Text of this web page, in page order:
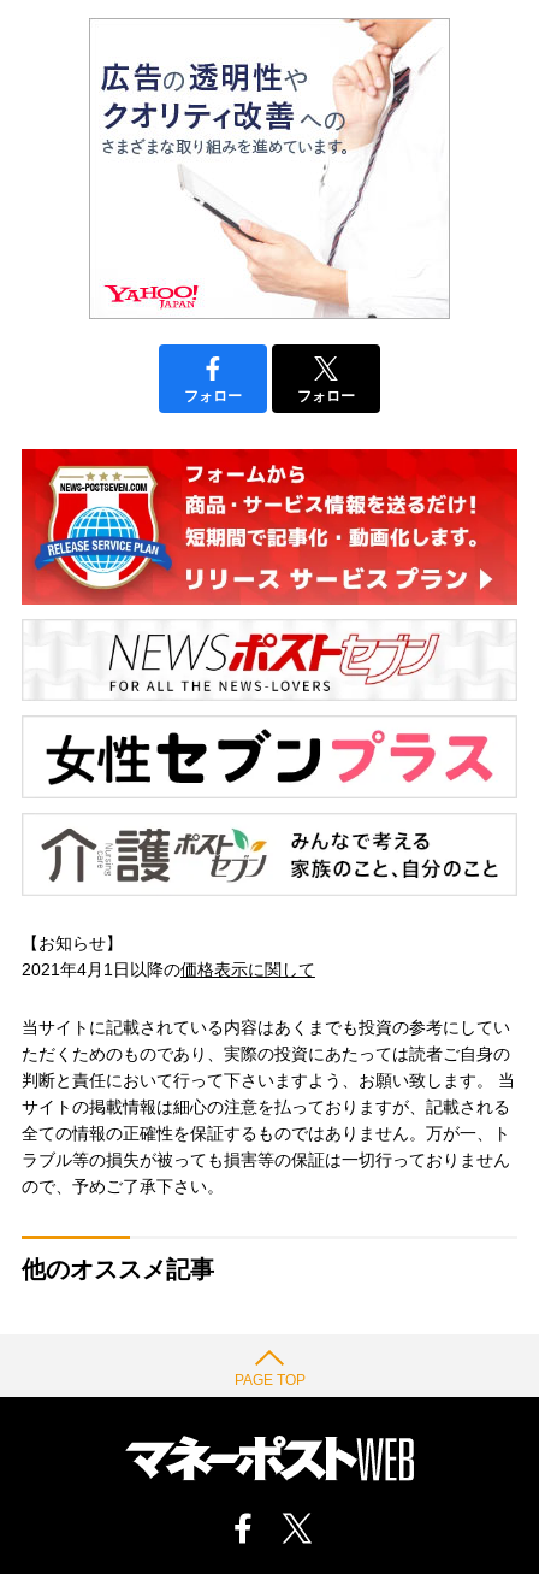
フォロー フォロー
【お知らせ】
2021年4月1日以降の価格表示に関して
当サイトに記載されている内容はあくまでも投資の参考にしてい
ただくためのものであり、実際の投資にあたっては読者ご自身の
判断と責任において行って下さいますよう、お願い致します。 当
サイトの掲載情報は細心の注意を払っておりますが、記載される
全ての情報の正確性を保証するものではありません。万が一、ト
ラブル等の損失が被っても損害等の保証は一切行っておりません
ので、予めご了承下さい。
他のオススメ記事
PAGE TOP